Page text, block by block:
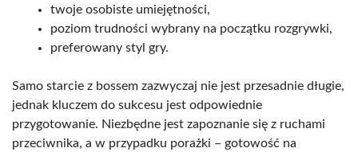
twoje osobiste umiejętności,
poziom trudności wybrany na początku rozgrywki,
preferowany styl gry.
Samo starcie z bossem zazwyczaj nie jest przesadnie długie,
jednak kluczem do sukcesu jest odpowiednie
przygotowanie. Niezbędne jest zapoznanie się z ruchami
przeciwnika, a w przypadku porażki – gotowość na